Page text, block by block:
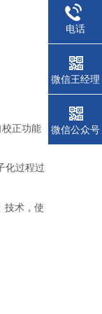
正功能
化过程过
技术，使
电话
微信王经理
微信公众号